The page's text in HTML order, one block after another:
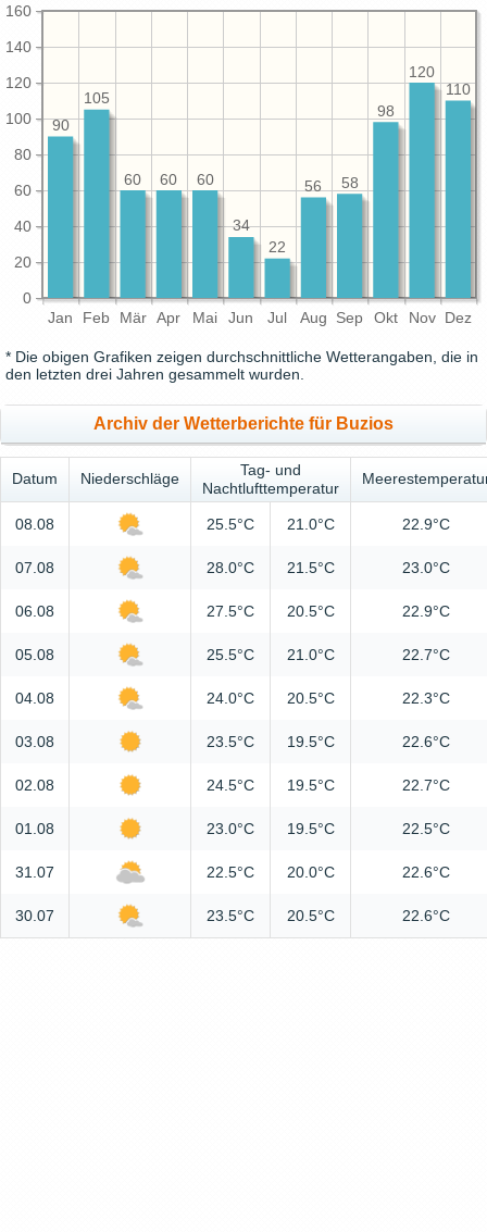
Jan Feb Mär Apr Mai Jun Jul Aug Sep Okt Nov Dez
0
20
40
60
80
100
120
140
160
110
120
98
58
56
22
34
60
60
60
105
90
* Die obigen Grafiken zeigen durchschnittliche Wetterangaben, die in
den letzten drei Jahren gesammelt wurden.
Archiv der Wetterberichte für Buzios
Datum Niederschläge
Tag- und
Nachtlufttemperatur
08.08 25.5°C 21.0°C 22.9°C
07.08 28.0°C 21.5°C 23.0°C
06.08 27.5°C 20.5°C 22.9°C
05.08 25.5°C 21.0°C 22.7°C
04.08 24.0°C 20.5°C 22.3°C
03.08 23.5°C 19.5°C 22.6°C
02.08 24.5°C 19.5°C 22.7°C
01.08 23.0°C 19.5°C 22.5°C
31.07 22.5°C 20.0°C 22.6°C
30.07 23.5°C 20.5°C 22.6°C